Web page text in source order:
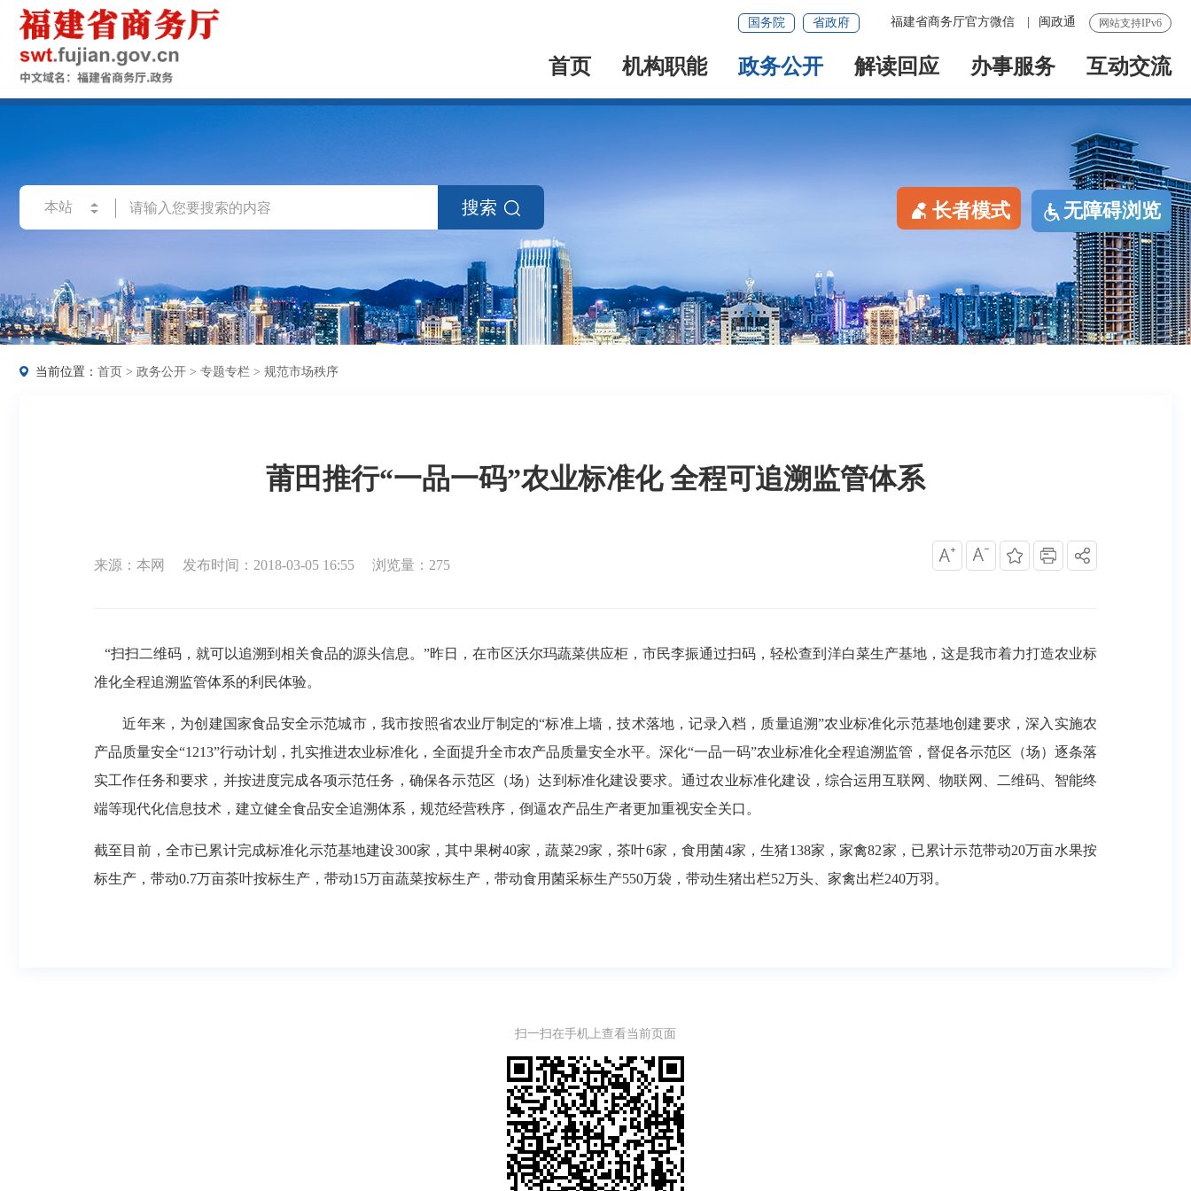
网站支持IPv6
福建省商务厅官方微信 闽政通
国务院 省政府
首页 机构职能 政务公开 解读回应 办事服务 互动交流
搜索 长者模式 无障碍浏览
当前位置： 首页 > 政务公开 > 专题专栏 > 规范市场秩序
莆田推行“一品一码”农业标准化 全程可追溯监管体系
来源：本网 发布时间：2018-03-05 16:55 浏览量：275
“扫扫二维码，就可以追溯到相关食品的源头信息。”昨日，在市区沃尔玛蔬菜供应柜，市民李振通过扫码，轻松查到洋白菜生产基地，这是我市着力打造农业标
准化全程追溯监管体系的利民体验。
近年来，为创建国家食品安全示范城市，我市按照省农业厅制定的“标准上墙，技术落地，记录入档，质量追溯”农业标准化示范基地创建要求，深入实施农
产品质量安全“1213”行动计划，扎实推进农业标准化，全面提升全市农产品质量安全水平。深化“一品一码”农业标准化全程追溯监管，督促各示范区（场）逐条落
实工作任务和要求，并按进度完成各项示范任务，确保各示范区（场）达到标准化建设要求。通过农业标准化建设，综合运用互联网、物联网、二维码、智能终
端等现代化信息技术，建立健全食品安全追溯体系，规范经营秩序，倒逼农产品生产者更加重视安全关口。
截至目前，全市已累计完成标准化示范基地建设300家，其中果树40家，蔬菜29家，茶叶6家，食用菌4家，生猪138家，家禽82家，已累计示范带动20万亩水果按
标生产，带动0.7万亩茶叶按标生产，带动15万亩蔬菜按标生产，带动食用菌采标生产550万袋，带动生猪出栏52万头、家禽出栏240万羽。
扫一扫在手机上查看当前页面